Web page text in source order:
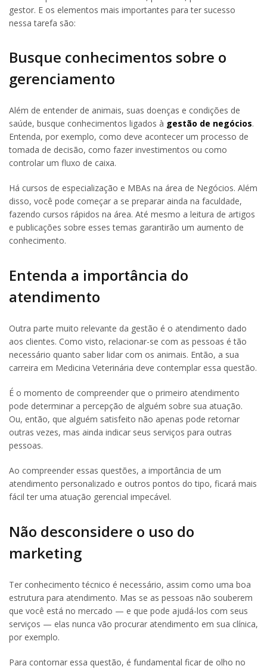
gestor. E os elementos mais importantes para ter sucesso
nessa tarefa são:
Busque conhecimentos sobre o
gerenciamento
Além de entender de animais, suas doenças e condições de
saúde, busque conhecimentos ligados à gestão de negócios.
Entenda, por exemplo, como deve acontecer um processo de
tomada de decisão, como fazer investimentos ou como
controlar um fluxo de caixa.
Há cursos de especialização e MBAs na área de Negócios. Além
disso, você pode começar a se preparar ainda na faculdade,
fazendo cursos rápidos na área. Até mesmo a leitura de artigos
e publicações sobre esses temas garantirão um aumento de
conhecimento.
Entenda a importância do
atendimento
Outra parte muito relevante da gestão é o atendimento dado
aos clientes. Como visto, relacionar-se com as pessoas é tão
necessário quanto saber lidar com os animais. Então, a sua
carreira em Medicina Veterinária deve contemplar essa questão.
É o momento de compreender que o primeiro atendimento
pode determinar a percepção de alguém sobre sua atuação.
Ou, então, que alguém satisfeito não apenas pode retornar
outras vezes, mas ainda indicar seus serviços para outras
pessoas.
Ao compreender essas questões, a importância de um
atendimento personalizado e outros pontos do tipo, ficará mais
fácil ter uma atuação gerencial impecável.
Não desconsidere o uso do
marketing
Ter conhecimento técnico é necessário, assim como uma boa
estrutura para atendimento. Mas se as pessoas não souberem
que você está no mercado — e que pode ajudá-los com seus
serviços — elas nunca vão procurar atendimento em sua clínica,
por exemplo.
Para contornar essa questão, é fundamental ficar de olho no